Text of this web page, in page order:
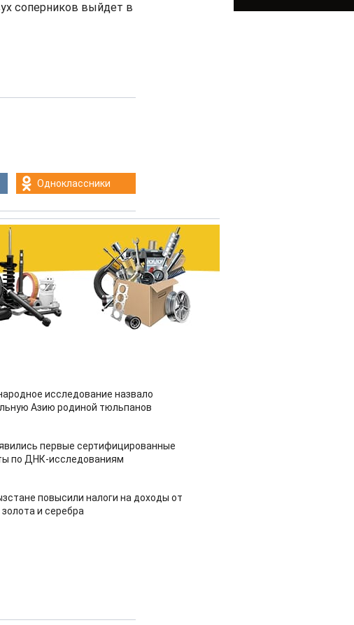
соперников выйдет в
Одноклассники
исследование назвало
Азию родиной тюльпанов
первые сертифицированные
по ДНК-исследованиям
повысили налоги на доходы от
и серебра